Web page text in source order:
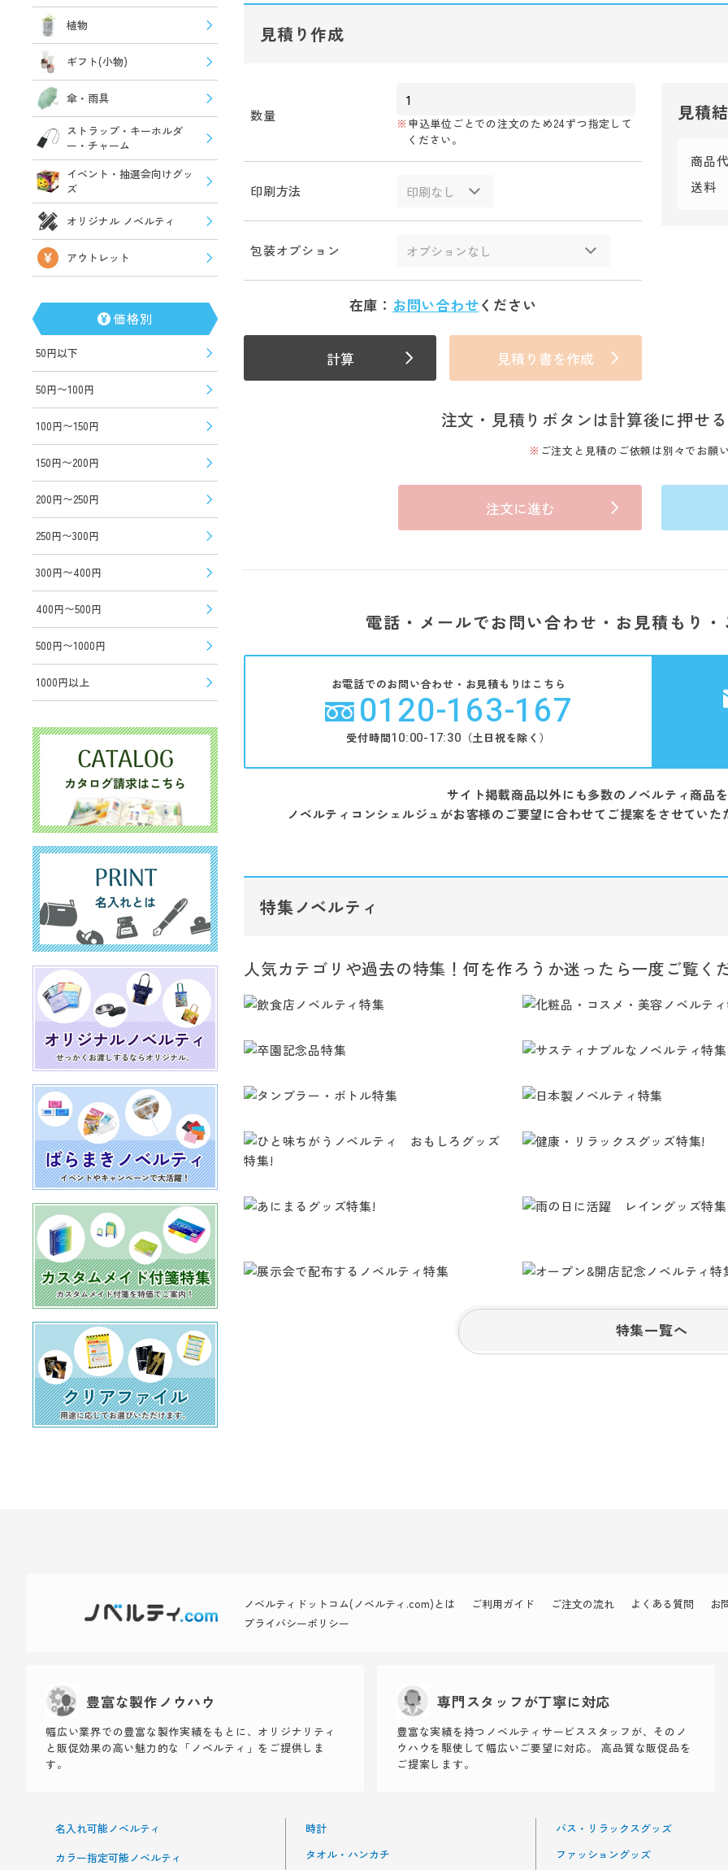
植物
ギフト(小物)
傘・雨具
ストラップ・キーホルダ
ー・チャーム
イベント・抽選会向けグッ
ズ
オリジナル ノベルティ
アウトレット
価格別
50円以下
50円〜100円
100円〜150円
150円〜200円
200円〜250円
250円〜300円
300円〜400円
400円〜500円
500円〜1000円
1000円以上
見積り作成
数量
申込単位ごとでの注文のため24ずつ指定して
ください。
印刷方法
包装オプション
在庫： お問い合わせください
計算 見積り書を作成
見積
商品代
送料
注文・見積りボタンは計算後に押せる
ご注文と見積のご依頼は別々でお願
注文に進む
電話・メールでお問い合わせ・お見積もり・
お電話でのお問い合わせ・お見積もりはこちら
0120-163-167
受付時間10:00-17:30 （土日祝を除く）
サイト掲載商品以外にも多数のノベルティ商品
ノベルティコンシェルジュがお客様のご要望に合わせてご提案をさせていた
特集ノベルティ
人気カテゴリや過去の特集！何を作ろうか迷ったら一度ご覧く
特集一覧へ
ノベルティドットコム(ノベルティ.com)とは ご利用ガイド ご注文の流れ よくある質問 お
プライバシーポリシー
豊富な製作ノウハウ
幅広い業界での豊富な製作実績をもとに、オリジナリティ
と販促効果の高い魅力的な「ノベルティ」をご提供しま
す。
専門スタッフが丁寧に対応
豊富な実績を持つノベルティサービススタッフが、そのノ
ウハウを駆使して幅広いご要望に対応。 高品質な販促品を
ご提案します。
名入れ可能ノベルティ
カラー指定可能ノベルティ
時計
タオル・ハンカチ
バス・リラックスグッズ
ファッショングッズ